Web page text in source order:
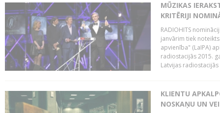
MŪZIKAS
KRITĒRIJI
RADIOHITS
janvārim tiek
apvienība" (LaIPA)
radiostacijās 2015.
Latvijas
KLIENTU
NOSKAŅU UN